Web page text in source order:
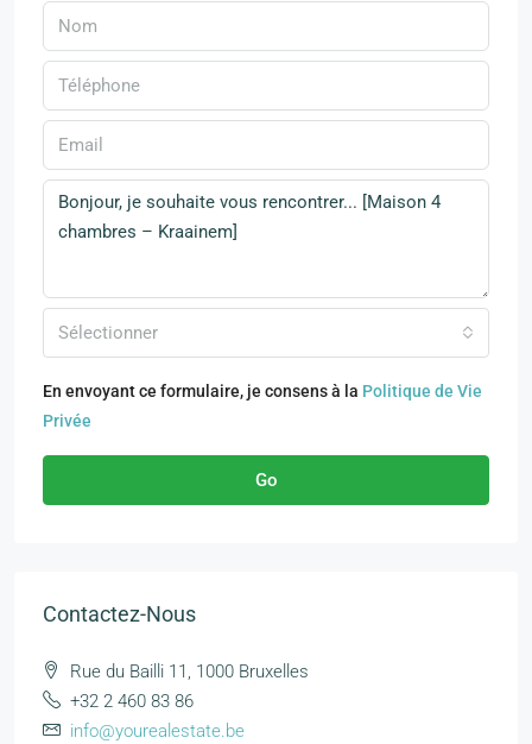
Sélectionner
En envoyant ce formulaire, je consens à la Politique de Vie
Privée
Go
Contactez-Nous
Rue du Bailli 11, 1000 Bruxelles
+32 2 460 83 86
info@yourealestate.be